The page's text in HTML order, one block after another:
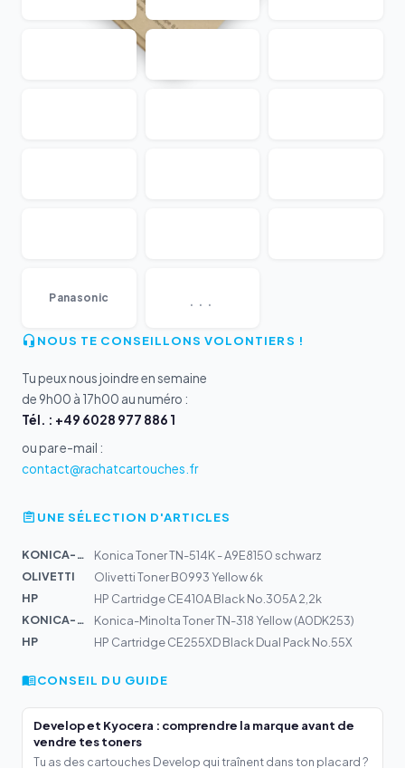
Panasonic ...
NOUS TE CONSEILLONS VOLONTIERS !
Tu peux nous joindre en semaine
de 9h00 à 17h00 au numéro :
Tél. : +49 6028 977 886 1
ou par e-mail :
contact@rachatcartouches.fr
UNE SÉLECTION D'ARTICLES
KONICA-MIN...
Konica Toner TN-514K - A9E8150 schwarz
OLIVETTI
Olivetti Toner B0993 Yellow 6k
HP
HP Cartridge CE410A Black No.305A 2,2k
KONICA-MIN...
Konica-Minolta Toner TN-318 Yellow (A0DK253)
HP
HP Cartridge CE255XD Black Dual Pack No.55X
CONSEIL DU GUIDE
Develop et Kyocera : comprendre la marque avant de
vendre tes toners
Tu as des cartouches Develop qui traînent dans ton placard ?